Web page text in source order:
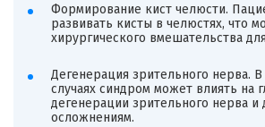
Формирование кист челюсти.
развивать кисты в челюстях, что
хирургического вмешательства
Дегенерация зрительного нерва.
случаях синдром может влиять на
дегенерации зрительного нерва и
осложнениям.